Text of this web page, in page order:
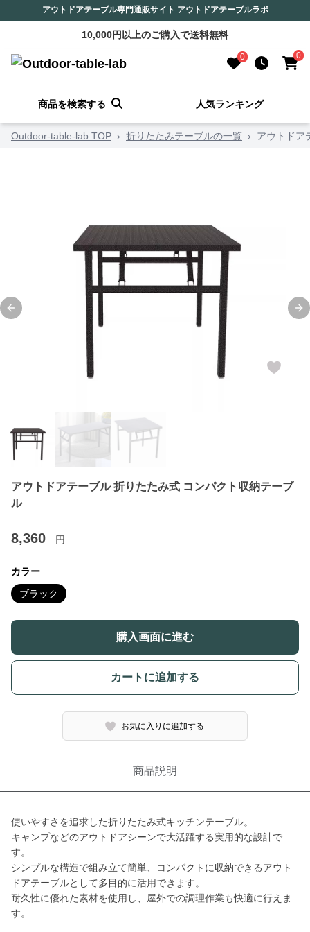
アウトドアテーブル専門通販サイト アウトドアテーブルラボ
10,000円以上のご購入で送料無料
0 0
商品を検索する 人気ランキング
Outdoor-table-lab TOP › 折りたたみテーブルの一覧 › アウトドア
Previous slide
アウトドアテーブル 折りたたみ式 コンパクト収納テーブ
ル
8,360 円
カラー
ブラック
購入画面に進む
カートに追加する
お気に入りに追加する
商品説明
使いやすさを追求した折りたたみ式キッチンテーブル。
キャンプなどのアウトドアシーンで大活躍する実用的な設計で
す。
シンプルな構造で組み立て簡単、コンパクトに収納できるアウト
ドアテーブルとして多目的に活用できます。
耐久性に優れた素材を使用し、屋外での調理作業も快適に行えま
す。